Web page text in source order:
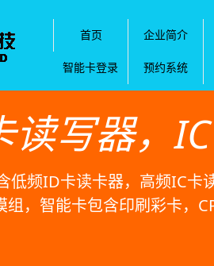
首页 企业简介
智能卡登录 预约系统
读写器，
低频ID卡读卡器，高频IC卡
组，智能卡包含印刷彩卡，